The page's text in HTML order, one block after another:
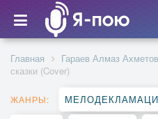
Главная Гараев Алмаз
сказки (Cover)
ЖАНРЫ: